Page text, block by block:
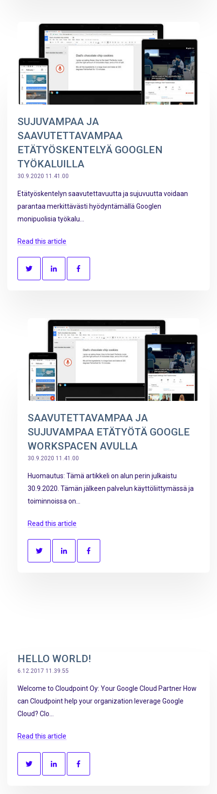
SUJUVAMPAA JA
SAAVUTETTAVAMPAA
ETÄTYÖSKENTELYÄ GOOGLEN
TYÖKALUILLA
30.9.2020 11.41.00
Etätyöskentelyn saavutettavuutta ja sujuvuutta voidaan
parantaa merkittävästi hyödyntämällä Googlen
monipuolisia työkalu...
Read this article
SAAVUTETTAVAMPAA JA
SUJUVAMPAA ETÄTYÖTÄ GOOGLE
WORKSPACEN AVULLA
30.9.2020 11.41.00
Huomautus: Tämä artikkeli on alun perin julkaistu
30.9.2020. Tämän jälkeen palvelun käyttöliittymässä ja
toiminnoissa on...
Read this article
HELLO WORLD!
6.12.2017 11.39.55
Welcome to Cloudpoint Oy: Your Google Cloud Partner How
can Cloudpoint help your organization leverage Google
Cloud? Clo...
Read this article